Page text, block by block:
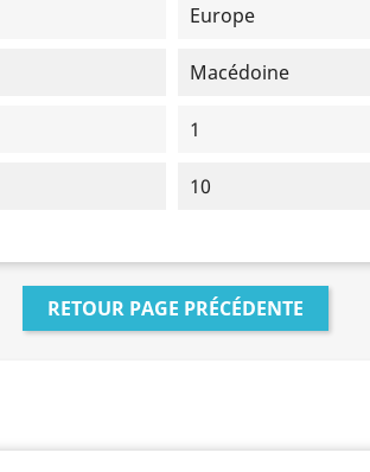
Europe
Macédoine
1
10
RETOUR PAGE PRÉCÉDENTE